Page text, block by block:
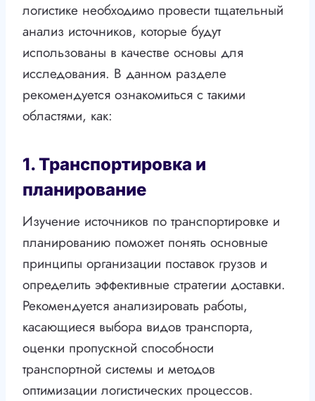
логистике необходимо провести тщательный
анализ источников, которые будут
использованы в качестве основы для
исследования. В данном разделе
рекомендуется ознакомиться с такими
областями, как:
1. Транспортировка и
планирование
Изучение источников по транспортировке и
планированию поможет понять основные
принципы организации поставок грузов и
определить эффективные стратегии доставки.
Рекомендуется анализировать работы,
касающиеся выбора видов транспорта,
оценки пропускной способности
транспортной системы и методов
оптимизации логистических процессов.